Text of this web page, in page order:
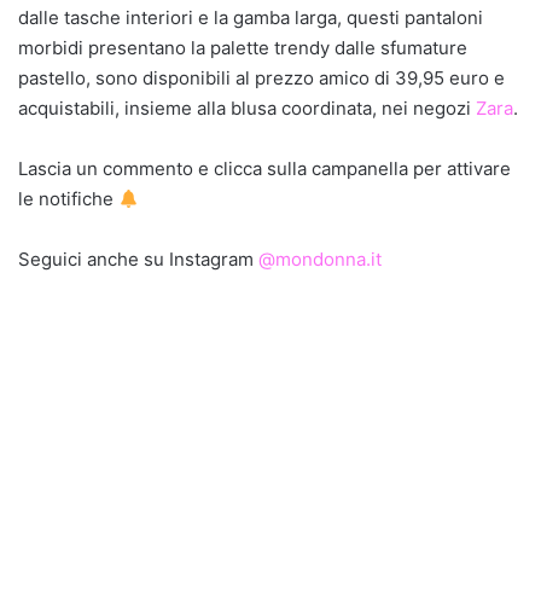
dalle tasche interiori e la gamba larga, questi pantaloni
morbidi presentano la palette trendy dalle sfumature
pastello, sono disponibili al prezzo amico di 39,95 euro e
acquistabili, insieme alla blusa coordinata, nei negozi Zara.
Lascia un commento e clicca sulla campanella per attivare
le notifiche
Seguici anche su Instagram @mondonna.it